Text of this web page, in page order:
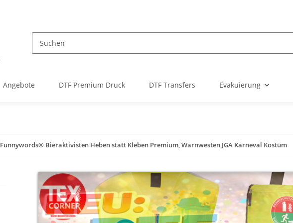
Angebote DTF Premium Druck DTF Transfers Evakuierung
Funnywords® Bieraktivisten Heben statt Kleben Premium, Warnwesten JGA Karneval Kostüm